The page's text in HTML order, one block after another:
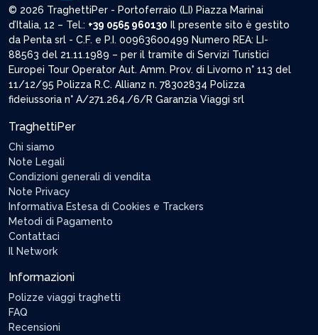
© 2026 TraghettiPer - Portoferraio (LI) Piazza Marinai
d’Italia, 12 – Tel.: +39 0565 960130 Il presente sito è gestito
da Penta srl - C.F. e P.I. 00963600499 Numero REA: LI-
88563 del 21.11.1989 – per il tramite di Servizi Turistici
Europei Tour Operator Aut. Amm. Prov. di Livorno n° 113 del
11/12/95 Polizza R.C. Allianz n. 78302834 Polizza
fideiussoria n° A/271.264./6/R Garanzia Viaggi srl
TraghettiPer
Chi siamo
Note Legali
Condizioni generali di vendita
Note Privacy
Informativa Estesa di Cookies e Trackers
Metodi di Pagamento
Contattaci
Il Network
Informazioni
Polizze viaggi traghetti
FAQ
Recensioni